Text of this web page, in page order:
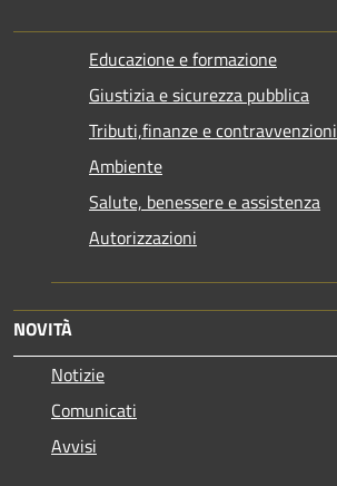
Educazione e formazione
Giustizia e sicurezza pubblica
Tributi,finanze e contravvenzioni
Ambiente
Salute, benessere e assistenza
Autorizzazioni
NOVITÀ
Notizie
Comunicati
Avvisi